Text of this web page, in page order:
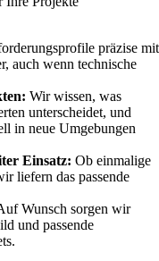
präzise mit
auch wenn technische
Wir wissen, was
unterscheidet, und
in neue Umgebungen
Einsatz: Ob einmalige
liefern das passende
Wunsch sorgen wir
und passende